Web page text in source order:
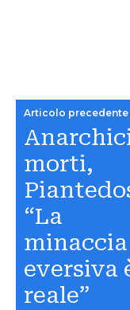
Articolo precedente
morti,
“La
minaccia
eversiva
reale”